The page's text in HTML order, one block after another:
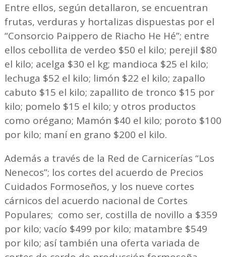
Entre ellos, según detallaron, se encuentran
frutas, verduras y hortalizas dispuestas por el
“Consorcio Paippero de Riacho He Hé”; entre
ellos cebollita de verdeo $50 el kilo; perejil $80
el kilo; acelga $30 el kg; mandioca $25 el kilo;
lechuga $52 el kilo; limón $22 el kilo; zapallo
cabuto $15 el kilo; zapallito de tronco $15 por
kilo; pomelo $15 el kilo; y otros productos
como orégano; Mamón $40 el kilo; poroto $100
por kilo; maní en grano $200 el kilo.
Además a través de la Red de Carnicerías “Los
Nenecos”; los cortes del acuerdo de Precios
Cuidados Formoseños, y los nueve cortes
cárnicos del acuerdo nacional de Cortes
Populares; como ser, costilla de novillo a $359
por kilo; vacío $499 por kilo; matambre $549
por kilo; así también una oferta variada de